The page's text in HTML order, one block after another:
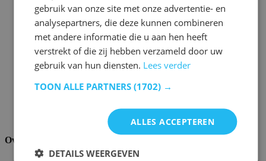
Bestellen bij Emob
Betaalmogelijkheden
Verzending en levering
Service en garantie
Annuleren of retourneren
Klachten
Montagetips
Onderhoudsadvies
Palletopslag & Fulfilment
Over ons
gebruik van onze site met onze advertentie- en
analysepartners, die deze kunnen combineren
met andere informatie die u aan hen heeft
verstrekt of die zij hebben verzameld door uw
gebruik van hun diensten. Lees verder
TOON ALLE PARTNERS (1702) →
ALLES ACCEPTEREN
DETAILS WEERGEVEN